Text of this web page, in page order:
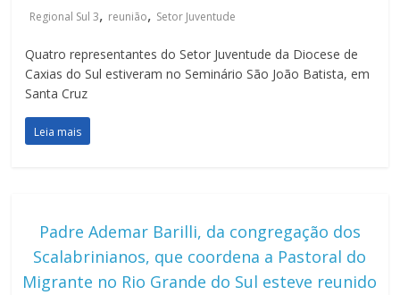
Regional Sul 3, reunião, Setor Juventude
Quatro representantes do Setor Juventude da Diocese de
Caxias do Sul estiveram no Seminário São João Batista, em
Santa Cruz
Leia mais
Padre Ademar Barilli, da congregação dos
Scalabrinianos, que coordena a Pastoral do
Migrante no Rio Grande do Sul esteve reunido